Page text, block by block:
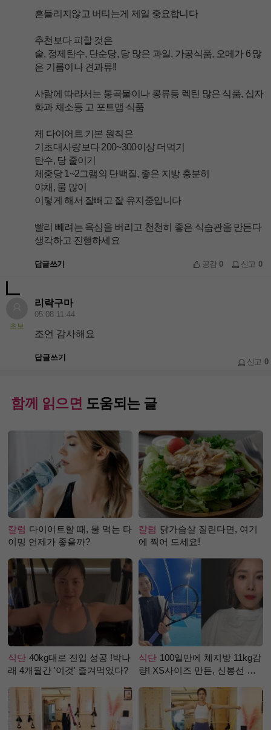
흔들리지않고 버티는게 제일 중요합니다
추천보다 피할 것은
술, 정제탄수, 단순당, 당 많은 과일, 가공식품, 오메가 6 많
은 기름이나 견과류!!
사람에 따라서는 통곡물이나 콩류등 렉틴 많은 식품, 십자
화과 채소등 고 포트맵 식품
제 다이어트 기본 원칙은
기초대사량보다 200~300이상 더먹기
탄수, 당 줄이기
체중당 1~2그램의 단백질, 좋은 지방 충분히
야채, 물 많이
이렇게 해서 잘빼고 잘 유지중입니다
빨리 빼려는 욕심을 버리고 천천히 좋은 식습관을 만든다
생각하고 진행하세요
답글쓰기 공감0 신고 0
초보
리락구마
05.08 11:44
조언 감사해요
답글쓰기 신고 0
함께 읽으면 도움되는 글
칼럼 다이어트할 때, 물 먹는 타
이밍 언제가 좋을까?
칼럼 닭가슴살 질린다면, 여기
에 찍어 드세요!
식단 40kg대로 진입 성공 !박나
래 4개월간 '이것' 즐겨먹었다?
식단 100일만에 체지방 11kg감
량! XS사이즈 만든, 신봉선 식